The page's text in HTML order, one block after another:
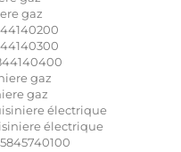
gaz
gaz
gaz
électrique
électrique